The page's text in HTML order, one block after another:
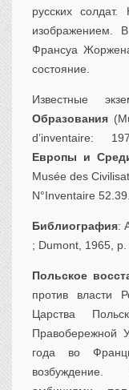
Архитектура
Техника
Транспорт
Флот,
Медицина
Оружие, военная
Выставочные
Досуг
Разное
русских
изображением.
Франсуа
состояние.
Известные
Образования
d’inventaire:
Европы и
Musée des
N°Inventaire
Библиография:
; Dumont, 1965, p.
Польское
против власти
Царства
Правобережной
года во
возбуждение.